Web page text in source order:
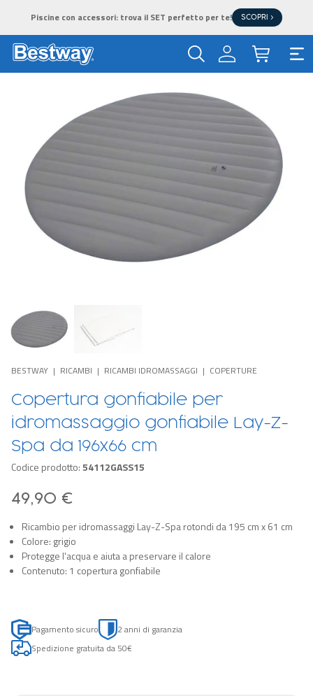
Piscine con accessori: trova il SET perfetto per te! SCOPRI >
BESTWAY RICAMBI RICAMBI IDROMASSAGGI COPERTURE
Copertura gonfiabile per
idromassaggio gonfiabile Lay-Z-
Spa da 196x66 cm
Codice prodotto:54112GASS15
49,90 €
Ricambio per idromassaggi Lay-Z-Spa rotondi da 195 cm x 61 cm
Colore: grigio
Protegge l'acqua e aiuta a preservare il calore
Contenuto: 1 copertura gonfiabile
Pagamento sicuro
2 anni di garanzia
Spedizione gratuita da 50€